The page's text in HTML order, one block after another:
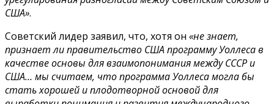
США».
Советский лидер заявил, что, хотя он «не знает,
признает ли правительство США программу Уоллеса в
качестве основы для взаимопонимания между СССР и
США… мы считаем, что программа Уоллеса могла бы
стать хорошей и плодотворной основой для